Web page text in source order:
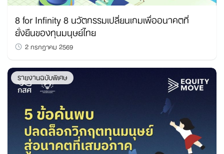
8 for Infinity 8 นวัตกรรมเปลี่ยนเกมเพื่ออนาคตที่
ยั่งยืนของทุนมนุษย์ไทย
2 กรกฎาคม 2569
รายงานฉบับพิเศษ